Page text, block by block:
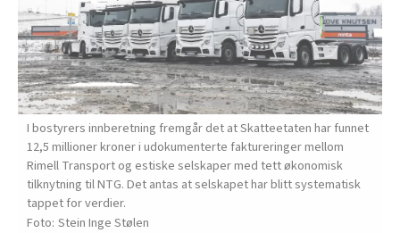
I bostyrers innberetning fremgår det at Skatteetaten har funnet
12,5 millioner kroner i udokumenterte faktureringer mellom
Rimell Transport og estiske selskaper med tett økonomisk
tilknytning til NTG. Det antas at selskapet har blitt systematisk
tappet for verdier.
Stein Inge Stølen